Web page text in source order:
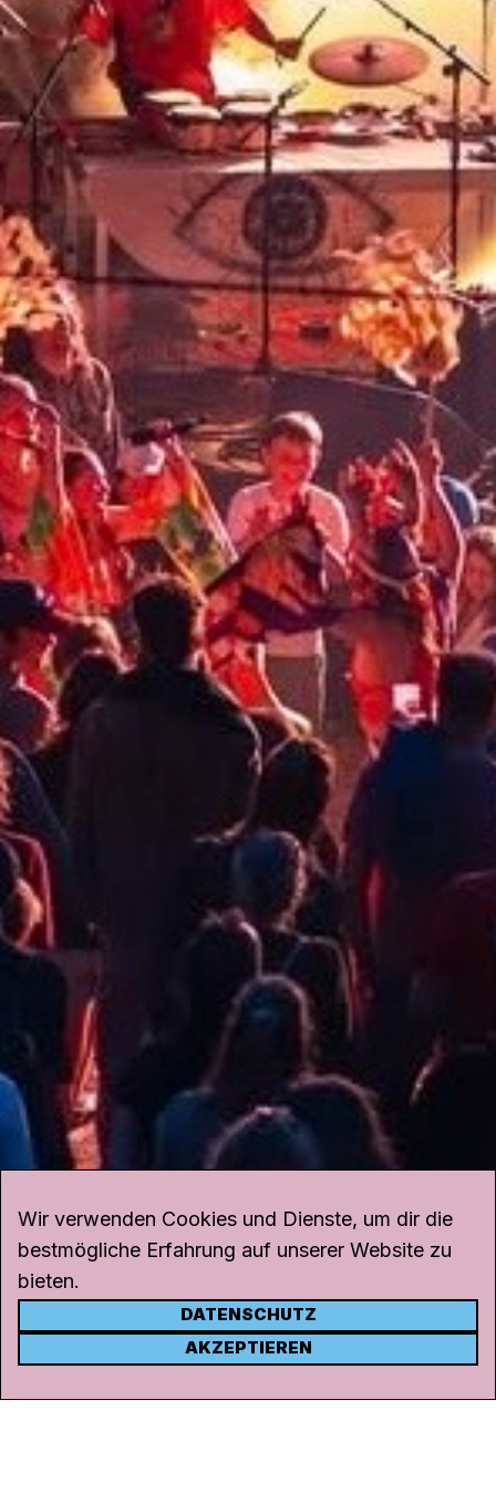
18.40 FC KLEINSTADT
19.45 PANDORA’S KITCHEN
(Strassentheater)
21.00 BATBAIT
22.15 CRISPRBABY
23.15 EDREDON SENSIBLE
00.30 SEROTONINE
➡️ Moderation: Marianne Barth & Charly
Ruff
Der Live-Übertragungen des
Festivalsommers werden von der Stiftung
für Radio und Kultur Schweiz (SRKS) /
Swissperform unterstützt.
KONTAKT
Rohrerstrasse 20
Wir verwenden Cookies und Dienste, um dir die
bestmögliche Erfahrung auf unserer Website zu
bieten.
DATENSCHUTZ
AKZEPTIEREN